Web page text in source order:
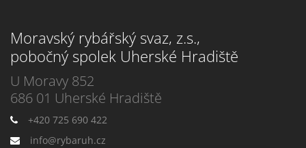
Moravský rybářský svaz, z.s.,
pobočný spolek Uherské Hradiště
U Moravy 852
686 01 Uherské Hradiště
+420 725 690 422
info@rybaruh.cz